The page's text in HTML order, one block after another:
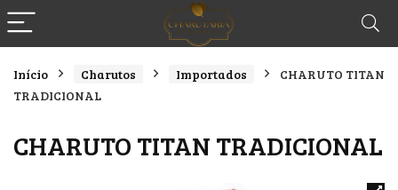
Início Charutos Importados
CHARUTO TITAN
TRADICIONAL
CHARUTO TITAN TRADICIONAL